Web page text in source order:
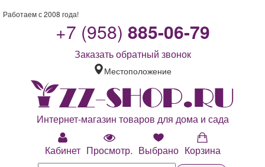
Работаем с 2008 года!
+7 (958) 885-06-79
Заказать обратный звонок
Местоположение
Интернет-магазин товаров для дома и сада
Кабинет Просмотр. Выбрано Корзина